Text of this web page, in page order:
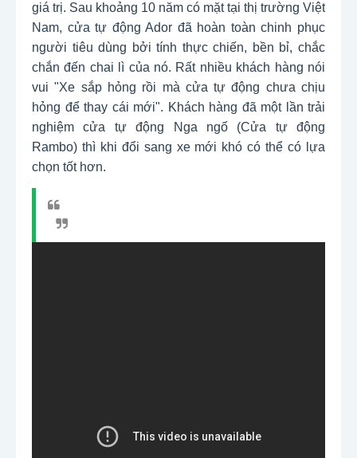
giá trị. Sau khoảng 10 năm có mặt tại thị trường Việt
Nam, cửa tự động Ador đã hoàn toàn chinh phục
người tiêu dùng bởi tính thực chiến, bền bỉ, chắc
chắn đến chai lì của nó. Rất nhiều khách hàng nói
vui "Xe sắp hỏng rồi mà cửa tự động chưa chịu
hỏng để thay cái mới". Khách hàng đã một lần trải
nghiệm cửa tự động Nga ngố (Cửa tự động
Rambo) thì khi đổi sang xe mới khó có thể có lựa
chọn tốt hơn.